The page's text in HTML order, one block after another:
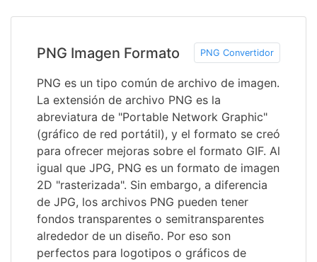
PNG Imagen Formato PNG Convertidor
PNG es un tipo común de archivo de imagen.
La extensión de archivo PNG es la
abreviatura de "Portable Network Graphic"
(gráfico de red portátil), y el formato se creó
para ofrecer mejoras sobre el formato GIF. Al
igual que JPG, PNG es un formato de imagen
2D "rasterizada". Sin embargo, a diferencia
de JPG, los archivos PNG pueden tener
fondos transparentes o semitransparentes
alrededor de un diseño. Por eso son
perfectos para logotipos o gráficos de